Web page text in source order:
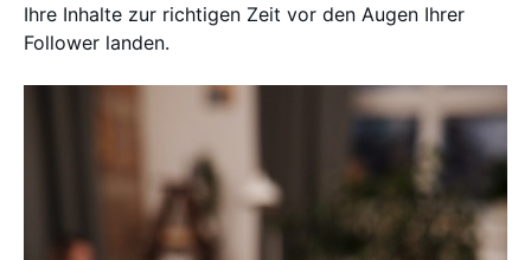
Ihre Inhalte zur richtigen Zeit vor den Augen Ihrer
Follower landen.